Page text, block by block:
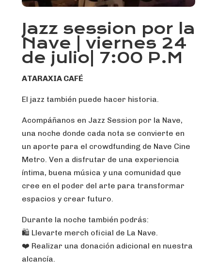
Jazz session por la
Nave | viernes 24
de julio| 7:00 P.M
ATARAXIA CAFÉ
El jazz también puede hacer historia.
Acompáñanos en Jazz Session por la Nave,
una noche donde cada nota se convierte en
un aporte para el crowdfunding de Nave Cine
Metro. Ven a disfrutar de una experiencia
íntima, buena música y una comunidad que
cree en el poder del arte para transformar
espacios y crear futuro.
Durante la noche también podrás:
🛍️ Llevarte merch oficial de La Nave.
❤️ Realizar una donación adicional en nuestra
alcancía.